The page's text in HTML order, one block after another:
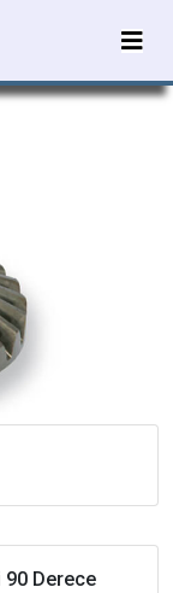
90 Derece